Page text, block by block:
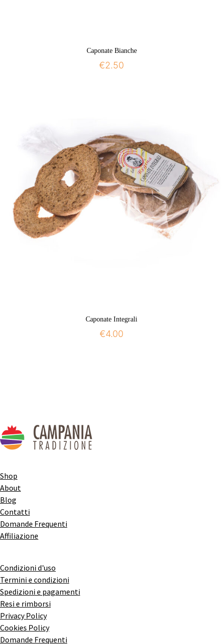
Caponate Bianche
€2.50
Caponate Integrali
€4.00
Shop
About
Blog
Contatti
Domande Frequenti
Affiliazione
Condizioni d'uso
Termini e condizioni
Spedizioni e pagamenti
Resi e rimborsi
Privacy Policy
Cookies Policy
Domande Frequenti